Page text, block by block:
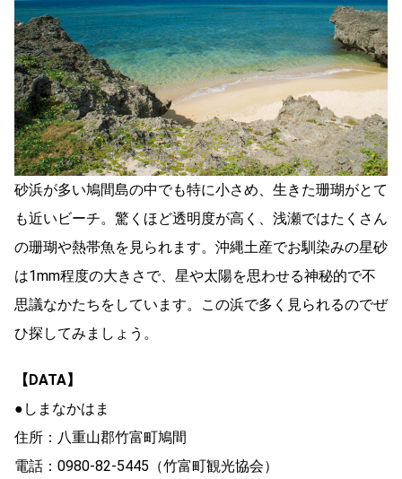
砂浜が多い鳩間島の中でも特に小さめ、生きた珊瑚がとて
も近いビーチ。驚くほど透明度が高く、浅瀬ではたくさん
の珊瑚や熱帯魚を見られます。沖縄土産でお馴染みの星砂
は1mm程度の大きさで、星や太陽を思わせる神秘的で不
思議なかたちをしています。この浜で多く見られるのでぜ
ひ探してみましょう。
【DATA】
●しまなかはま
住所：八重山郡竹富町鳩間
電話：0980-82-5445（竹富町観光協会）